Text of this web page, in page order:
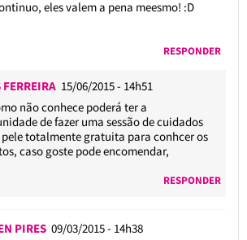
eles valem a pena meesmo! :D
RESPONDER
15/06/2015 - 14h51
não conhece poderá ter a
de fazer uma sessão de cuidados
totalmente gratuita para conhcer os
caso goste pode encomendar,
RESPONDER
PIRES 09/03/2015 - 14h38